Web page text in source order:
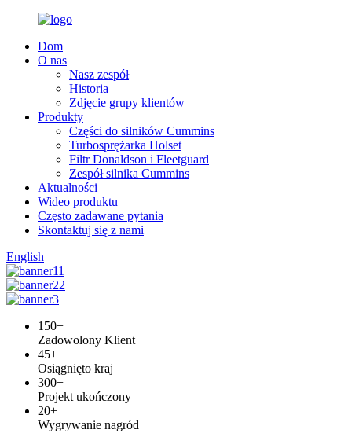
Dom
O nas
Nasz zespół
Historia
Zdjęcie grupy klientów
Produkty
Części do silników Cummins
Turbosprężarka Holset
Filtr Donaldson i Fleetguard
Zespół silnika Cummins
Aktualności
Wideo produktu
Często zadawane pytania
Skontaktuj się z nami
English
150+
Zadowolony Klient
45+
Osiągnięto kraj
300+
Projekt ukończony
20+
Wygrywanie nagród